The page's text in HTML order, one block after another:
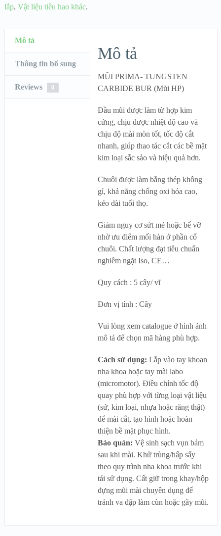
lắp, Vật liệu tiêu hao khác.
Mô tả
Thông tin bổ sung
Reviews 0
Mô tả
MŨI PRIMA- TUNGSTEN
CARBIDE BUR (Mũi HP)
Đầu mũi được làm từ hợp kim
cứng, chịu được nhiệt độ cao và
chịu độ mài mòn tốt, tốc độ cắt
nhanh, giúp thao tác cắt các bề mặt
kim loại sắc sảo và hiệu quả hơn.
Chuôi được làm bằng thép không
gỉ, khả năng chống oxi hóa cao,
kéo dài tuổi thọ.
Giảm nguy cơ sứt mẻ hoặc bể vỡ
nhờ ưu điểm mối hàn ở phần cổ
chuôi. Chất lượng đạt tiêu chuẩn
nghiêm ngặt Iso, CE…
Quy cách : 5 cây/ vĩ
Đơn vị tính : Cây
Vui lòng xem catalogue ở hình ảnh
mô tả để chọn mã hàng phù hợp.
Cách sử dụng: Lắp vào tay khoan
nha khoa hoặc tay mài labo
(micromotor). Điều chỉnh tốc độ
quay phù hợp với từng loại vật liệu
(sứ, kim loại, nhựa hoặc răng thật)
để mài cắt, tạo hình hoặc hoàn
thiện bề mặt phục hình.
Bảo quản: Vệ sinh sạch vụn bám
sau khi mài. Khử trùng/hấp sấy
theo quy trình nha khoa trước khi
tái sử dụng. Cất giữ trong khay/hộp
đựng mũi mài chuyên dụng để
tránh va đập làm cùn hoặc gãy mũi.